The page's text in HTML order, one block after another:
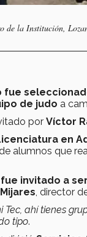
de la Institución,
fue
de judo a
por Víctor
en
alumnos que
fue invitado a
, director
Tec, ahí tienes
tipo.